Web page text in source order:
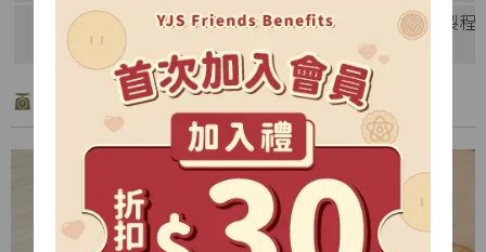
備註
本產品使用之無水奶油，未經人工氫化製
康產生負面效應，敬請安心食用。